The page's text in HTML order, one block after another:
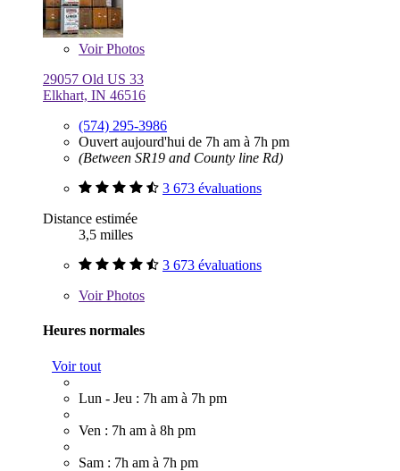
VoirPhotos
29057 Old US 33
Elkhart, IN 46516
(574) 295-3986
Ouvert aujourd'hui de 7h am à 7h pm
(Between SR19 and County line Rd)
3 673 évaluations
Distance estimée
3,5 milles
3 673 évaluations
VoirPhotos
Heures normales
Voir tout
Lun - Jeu : 7h am à 7h pm
Ven : 7h am à 8h pm
Sam : 7h am à 7h pm